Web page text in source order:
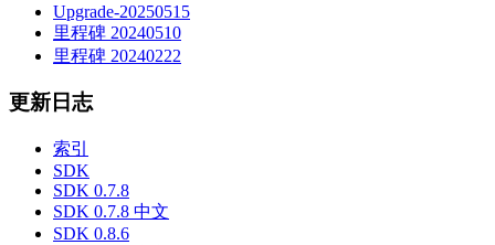
Upgrade-20250515
里程碑 20240510
里程碑 20240222
更新日志
索引
SDK
SDK 0.7.8
SDK 0.7.8 中文
SDK 0.8.6